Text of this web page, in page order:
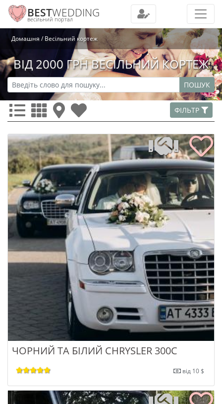
BESTWEDDING
весільний портал
Домашня Весільний кортеж
ВІД 2000 ГРН ВЕСІЛЬНИЙ КОРТЕЖ
ПОШУК
ФІЛЬТР
ЧОРНИЙ ТА БІЛИЙ CHRYSLER 300C
від 10 $